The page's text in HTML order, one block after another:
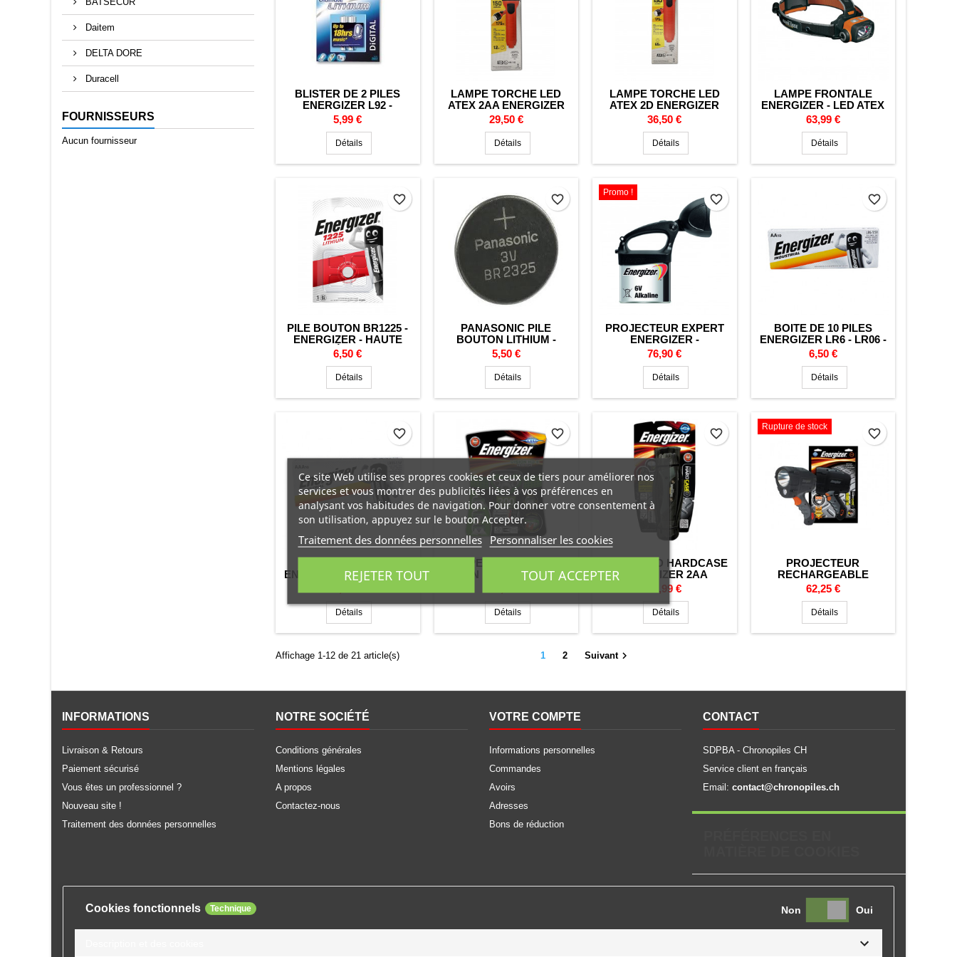
Daitem
DELTA DORE
Duracell
FOURNISSEURS
Aucun fournisseur
BLISTER DE 2 PILES
ENERGIZER L92 -
FORMAT LR03 - AAA -
ULTIMATE - LITHIUM -
1.5V
Prix
5,99 €
Détails
LAMPE TORCHE LED
ATEX 2AA ENERGIZER
Prix
29,50 €
Détails
LAMPE TORCHE LED
ATEX 2D ENERGIZER
Prix
36,50 €
Détails
LAMPE FRONTALE
ENERGIZER - LED ATEX
Prix
63,99 €
Détails
PILE BOUTON BR1225 -
ENERGIZER - HAUTE
TEMPÉRATURE -
LITHIUM - 3V
Prix
6,50 €
Détails
favorite_border
PANASONIC PILE
BOUTON LITHIUM -
BR2325 - HAUTE
TEMPERATURE
Prix
5,50 €
Détails
favorite_border Promo !
PROJECTEUR EXPERT
ENERGIZER -
GUARDIAN/PORTO - LED
+ PILE ALCALINE
Prix
76,90 €
Détails
favorite_border
BOITE DE 10 PILES
ENERGIZER LR6 - LR06 -
AA - UM3 - INDUSTRIAL -
ALCALINE - 1.5V
Prix
6,50 €
Détails
favorite_border
ENERGIZER - LR3 - LR03
- AAA - UM4 -
INDUSTRIAL - ALCALINE
- 1.5V
Détails
favorite_border
LAMPE FRONTALE LED
VISION HD+ ENERGIZER
Détails
favorite_border
LAMPE LED HARDCASE
ENERGIZER 2AA
Prix
26,99 €
Détails
favorite_border Rupture de stock
PROJECTEUR
RECHARGEABLE
HARDCASE HYBRID
PRO SPOTLIGHT
ENERGIZER
Prix
62,25 €
Détails
favorite_border
Affichage 1-12 de 21 article(s) 1 2 Suivant
INFORMATIONS
Livraison & Retours
Paiement sécurisé
Vous êtes un professionnel ?
Nouveau site !
Traitement des données personnelles
NOTRE SOCIÉTÉ
Conditions générales
Mentions légales
A propos
Contactez-nous
VOTRE COMPTE
Informations personnelles
Commandes
Avoirs
Adresses
Bons de réduction
CONTACT
SDPBA - Chronopiles CH
Service client en français
Email: contact@chronopiles.ch
Ce site Web utilise ses propres cookies et ceux de tiers pour améliorer nos
services et vous montrer des publicités liées à vos préférences en
analysant vos habitudes de navigation. Pour donner votre consentement à
son utilisation, appuyez sur le bouton Accepter.
Traitement des données personnelles Personnaliser les cookies
REJETER TOUT TOUT ACCEPTER
Cookies fonctionnels Technique Non Oui